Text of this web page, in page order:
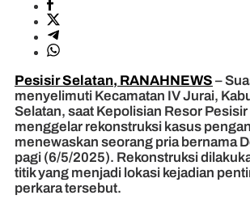
Pesisir Selatan, RANAHNEWS –
menyelimuti Kecamatan IV Jurai,
Selatan, saat Kepolisian Resor Pesisir
menggelar rekonstruksi kasus
menewaskan seorang pria bernama
pagi (6/5/2025). Rekonstruksi
titik yang menjadi lokasi kejadian
perkara tersebut.